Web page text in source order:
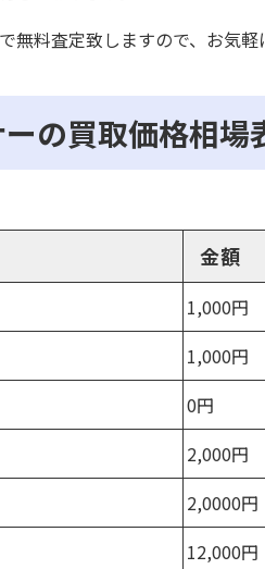
無料査定致しますので、お気軽
の買取価格相場
金額
1,000円
1,000円
0円
2,000円
2,0000円
12,000円